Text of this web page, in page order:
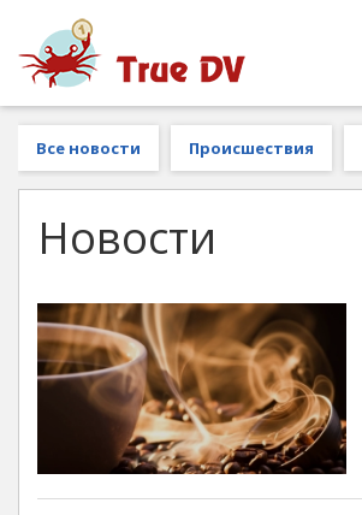
Все новости Происшествия
Новости